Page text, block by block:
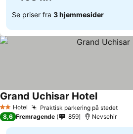
Se priser fra 3 hjemmesider
2 Stjerner
Hotel Praktisk parkering på stedet
Grand Uchisar Hotel
8,6 Fremragende 859 Nevsehir